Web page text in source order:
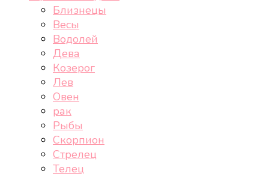
Близнецы
Весы
Водолей
Дева
Козерог
Лев
Овен
рак
Рыбы
Скорпион
Стрелец
Телец